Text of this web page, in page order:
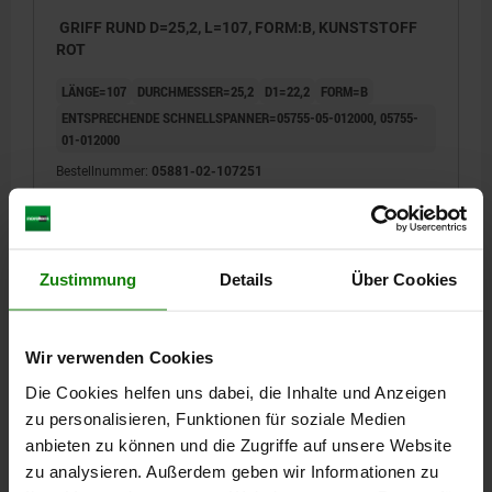
Zustimmung Details Über Cookies
Wir verwenden Cookies
Die Cookies helfen uns dabei, die Inhalte und Anzeigen
zu personalisieren, Funktionen für soziale Medien
anbieten zu können und die Zugriffe auf unsere Website
zu analysieren. Außerdem geben wir Informationen zu
GRIFF RUND D=25,2, L=107, FORM:B, KUNSTSTOFF
ROT
LÄNGE=107 DURCHMESSER=25,2 D1=22,2
FORM=B
ENTSPRECHENDE SCHNELLSPANNER=05755-05-012000, 05755-
01-012000
Bestellnummer: 05881-02-107251